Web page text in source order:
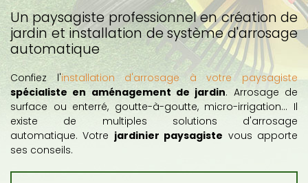
Un paysagiste professionnel en création de
jardin et installation de système d'arrosage
automatique
Confiez l'installation d'arrosage à votre paysagiste
spécialiste en aménagement de jardin. Arrosage de
surface ou enterré, goutte-à-goutte, micro-irrigation... Il
existe de multiples solutions d'arrosage
automatique. Votre jardinier paysagiste vous apporte
ses conseils.